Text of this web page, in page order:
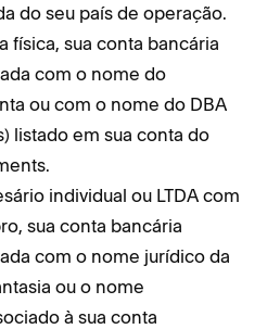
do seu país de operação.
física, sua conta bancária
com o nome do
ou com o nome do DBA
listado em sua conta do
individual ou LTDA com
sua conta bancária
com o nome jurídico da
ou o nome
à sua conta